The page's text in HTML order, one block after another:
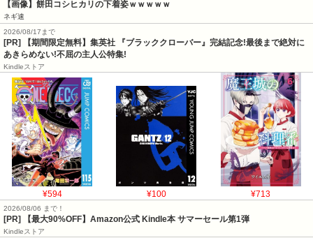
【画像】餅田コシヒカリの下着姿ｗｗｗｗｗ
ネギ速
2026/08/17まで
[PR] 【期間限定無料】集英社 『ブラッククローバー』完結記念!最後まで絶対に
あきらめない!不屈の主人公特集!
Kindleストア
¥594 ¥100 ¥713
2026/08/06 まで！
[PR] 【最大90%OFF】Amazon公式 Kindle本 サマーセール第1弾
Kindleストア